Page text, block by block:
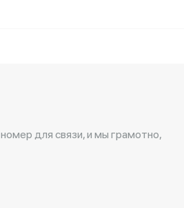
для связи, и мы грамотно,